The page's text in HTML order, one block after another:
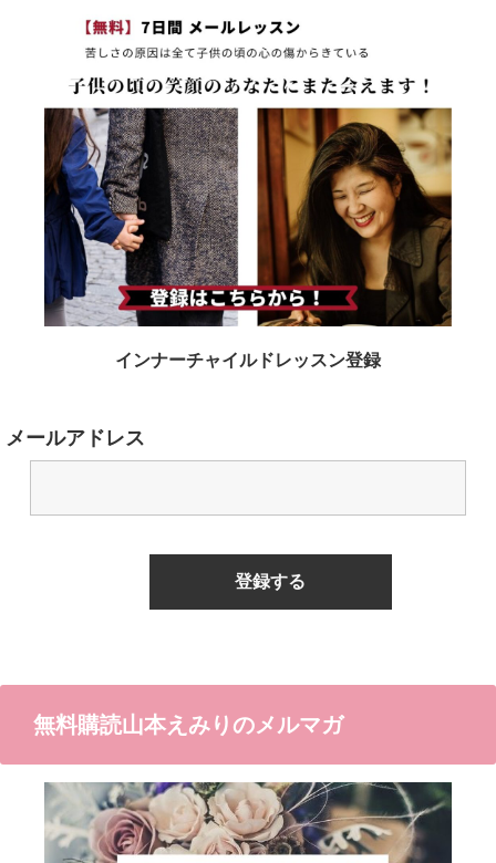
インナーチャイルドレッスン登録
メールアドレス
無料購読山本えみりのメルマガ